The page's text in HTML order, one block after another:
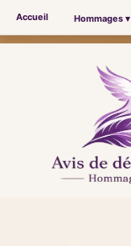
Accueil Hommages ▾